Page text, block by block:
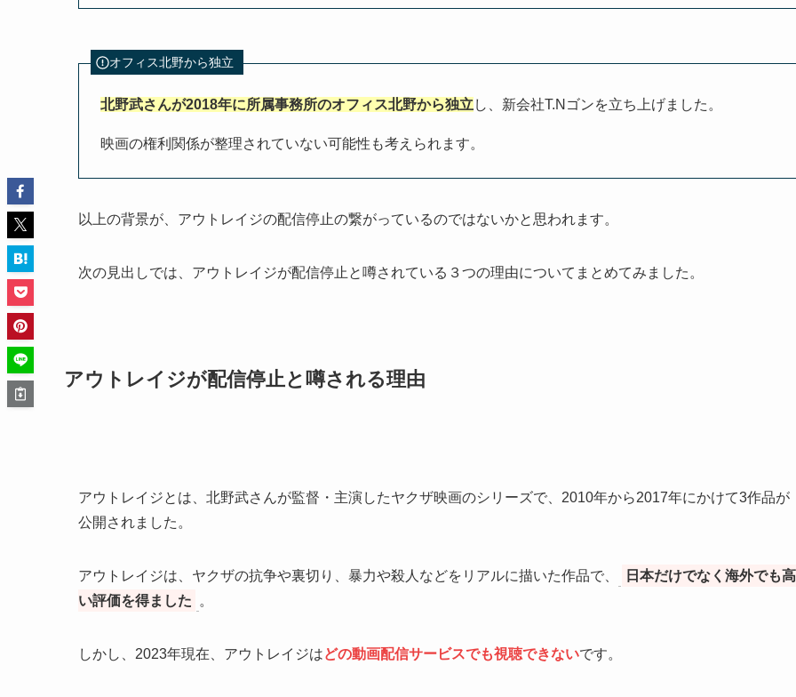
オフィス北野から独立
北野武さんが2018年に所属事務所のオフィス北野から独立 し、新会社T.Nゴンを立ち上げました。
映画の権利関係が整理されていない可能性も考えられます。
以上の背景が、アウトレイジの配信停止の繋がっているのではないかと思われます。
次の見出しでは、アウトレイジが配信停止と噂されている３つの理由についてまとめてみました。
アウトレイジが配信停止と噂される理由
アウトレイジとは、北野武さんが監督・主演したヤクザ映画のシリーズで、2010年から2017年にかけて3作品が
公開されました。
アウトレイジは、ヤクザの抗争や裏切り、暴力や殺人などをリアルに描いた作品で、
日本だけでなく海外でも高
い評価を得ました
。
しかし、2023年現在、アウトレイジはどの動画配信サービスでも視聴できないです。